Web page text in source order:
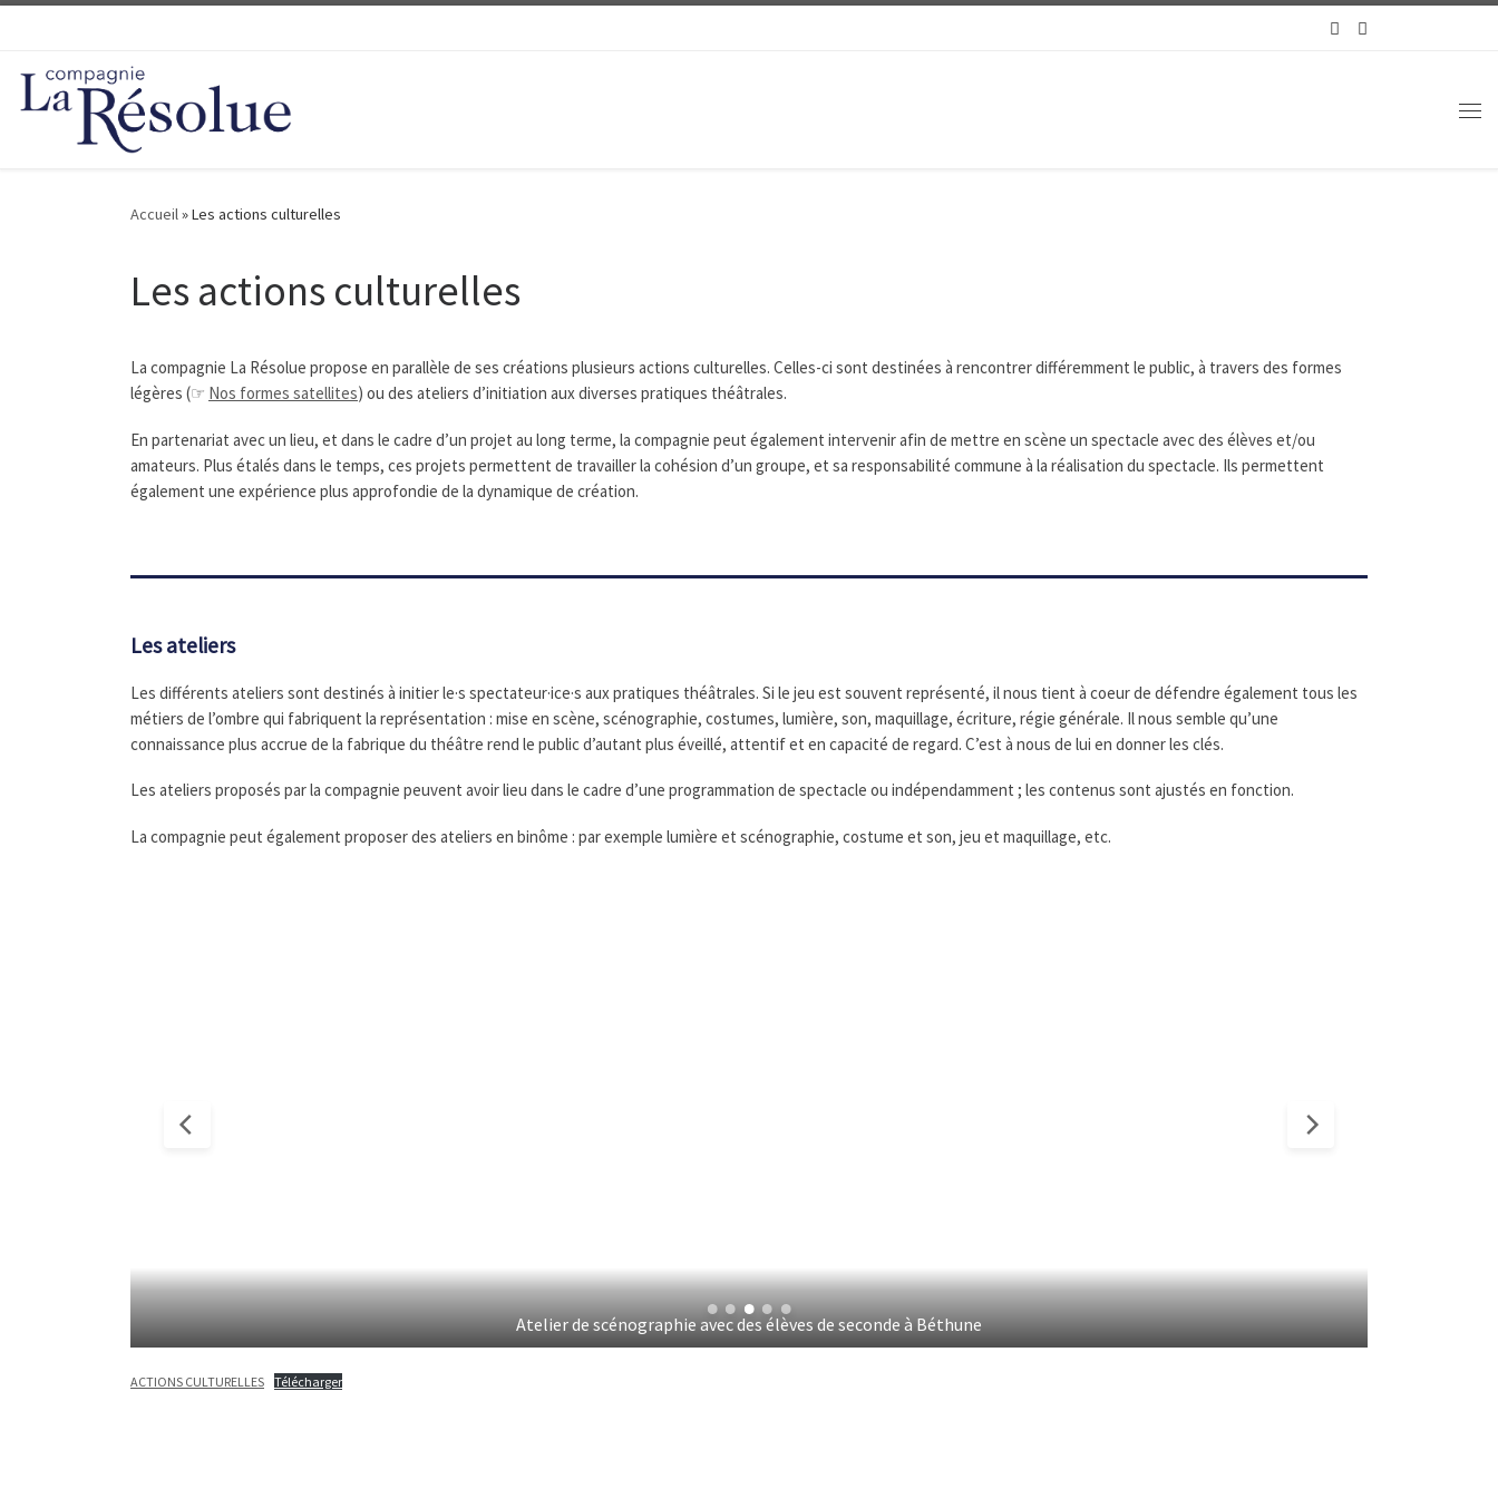
Accueil»Les actions culturelles
Les actions culturelles
La compagnie La Résolue propose en parallèle de ses créations plusieurs actions culturelles. Celles-ci sont destinées à rencontrer différemment le public, à travers des formes
légères (☞ Nos formes satellites) ou des ateliers d’initiation aux diverses pratiques théâtrales.
En partenariat avec un lieu, et dans le cadre d’un projet au long terme, la compagnie peut également intervenir afin de mettre en scène un spectacle avec des élèves et/ou
amateurs. Plus étalés dans le temps, ces projets permettent de travailler la cohésion d’un groupe, et sa responsabilité commune à la réalisation du spectacle. Ils permettent
également une expérience plus approfondie de la dynamique de création.
Les ateliers
Les différents ateliers sont destinés à initier le·s spectateur·ice·s aux pratiques théâtrales. Si le jeu est souvent représenté, il nous tient à coeur de défendre également tous les
métiers de l’ombre qui fabriquent la représentation : mise en scène, scénographie, costumes, lumière, son, maquillage, écriture, régie générale. Il nous semble qu’une
connaissance plus accrue de la fabrique du théâtre rend le public d’autant plus éveillé, attentif et en capacité de regard. C’est à nous de lui en donner les clés.
Les ateliers proposés par la compagnie peuvent avoir lieu dans le cadre d’une programmation de spectacle ou indépendamment ; les contenus sont ajustés en fonction.
La compagnie peut également proposer des ateliers en binôme : par exemple lumière et scénographie, costume et son, jeu et maquillage, etc.
Atelier de scénographie avec des élèves de seconde à Béthune
ACTIONS CULTURELLES Télécharger